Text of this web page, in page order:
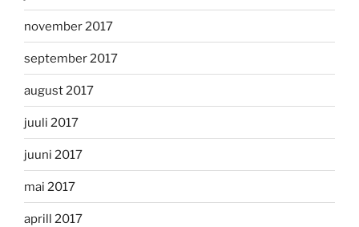
november 2017
september 2017
august 2017
juuli 2017
juuni 2017
mai 2017
aprill 2017